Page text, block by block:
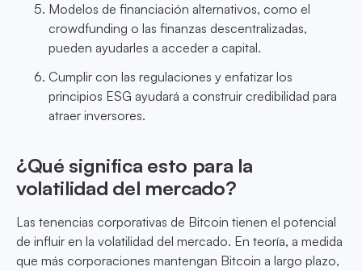
Modelos de financiación alternativos, como el
crowdfunding o las finanzas descentralizadas,
pueden ayudarles a acceder a capital.
Cumplir con las regulaciones y enfatizar los
principios ESG ayudará a construir credibilidad para
atraer inversores.
¿Qué significa esto para la
volatilidad del mercado?
Las tenencias corporativas de Bitcoin tienen el potencial
de influir en la volatilidad del mercado. En teoría, a medida
que más corporaciones mantengan Bitcoin a largo plazo,